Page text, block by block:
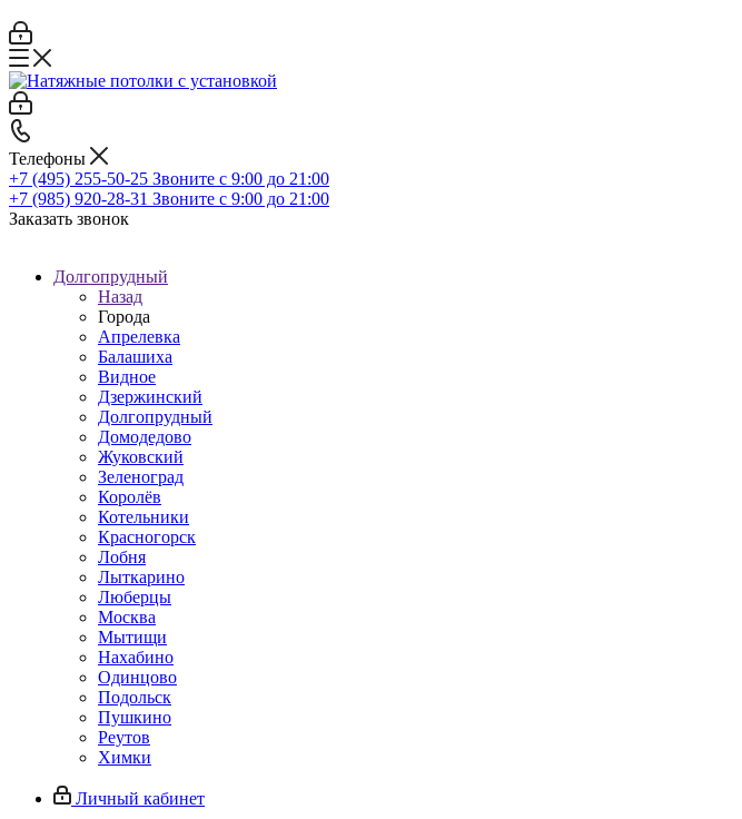
Телефоны
+7 (495) 255-50-25 Звоните с 9:00 до 21:00
+7 (985) 920-28-31 Звоните с 9:00 до 21:00
Заказать звонок
Долгопрудный
Назад
Города
Апрелевка
Балашиха
Видное
Дзержинский
Долгопрудный
Домодедово
Жуковский
Зеленоград
Королёв
Котельники
Красногорск
Лобня
Лыткарино
Люберцы
Москва
Мытищи
Нахабино
Одинцово
Подольск
Пушкино
Реутов
Химки
Личный кабинет